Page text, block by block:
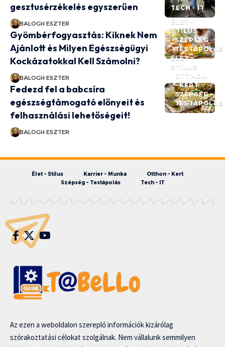
TECH - IT
gesztusérzékelés egyszerűen
BALOGH ESZTER
ÉLET -
STÍLUS
SZÉPSÉG -
TESTÁPOLÁS
Gyömbérfogyasztás: Kiknek Nem
Ajánlott és Milyen Egészségügyi
Kockázatokkal Kell Számolni?
BALOGH ESZTER
ÉLET -
STÍLUS
OTTHON
- KERT
SZÉPSÉG -
TESTÁPOLÁS
Fedezd fel a babcsíra
egészségtámogató előnyeit és
felhasználási lehetőségeit!
BALOGH ESZTER
Élet – Stílus Karrier – Munka
Otthon – Kert
Szépség – Testápolás
Tech – IT
Az ezen a weboldalon szereplő információk kizárólag
szórakoztatási célokat szolgálnak. Nem vállalunk semmilyen